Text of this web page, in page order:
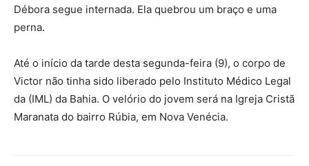
Débora segue internada. Ela quebrou um braço e uma
perna.
Até o início da tarde desta segunda-feira (9), o corpo de
Victor não tinha sido liberado pelo Instituto Médico Legal
da (IML) da Bahia. O velório do jovem será na Igreja Cristã
Maranata do bairro Rúbia, em Nova Venécia.